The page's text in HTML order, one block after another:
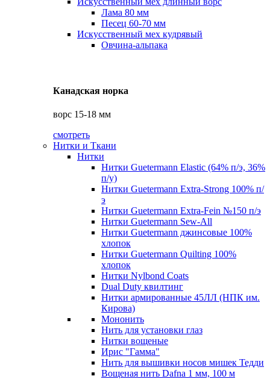
Лама 80 мм
Песец 60-70 мм
Искусственный мех кудрявый
Овчина-альпака
Канадская норка
ворс 15-18 мм
смотреть
Нитки и Ткани
Нитки
Нитки Guetermann Elastic (64% п/э, 36%
п/у)
Нитки Guetermann Extra-Strong 100% п/
э
Нитки Guetermann Extra-Fein №150 п/э
Нитки Guetermann Sew-All
Нитки Guetermann джинсовые 100%
хлопок
Нитки Guetermann Quilting 100%
хлопок
Нитки Nylbond Coats
Dual Duty квилтинг
Нитки армированные 45ЛЛ (НПК им.
Кирова)
Мононить
Нить для установки глаз
Нитки вощеные
Ирис "Гамма"
Нить для вышивки носов мишек Тедди
Вощеная нить Dafna 1 мм, 100 м